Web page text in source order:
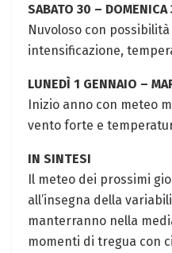
SABATO 30 – DOMENICA
Nuvoloso ⁣con
intensificazione,⁣
LUNEDÌ‌ 1 GENNAIO –
Inizio anno con ​meteo
vento‌ forte e
IN SINTESI
Il meteo dei prossimi
all’insegna della
​manterranno nella‍
momenti di tregua con